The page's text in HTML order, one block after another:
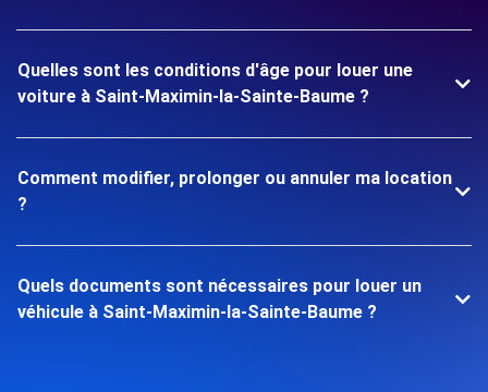
Quelles sont les conditions d'âge pour louer une
voiture à Saint-Maximin-la-Sainte-Baume ?
Comment modifier, prolonger ou annuler ma location
?
Quels documents sont nécessaires pour louer un
véhicule à Saint-Maximin-la-Sainte-Baume ?